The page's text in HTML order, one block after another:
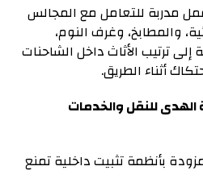
مدربة للتعامل مع المجالس
والمطابخ، وغرف النوم،
إلى ترتيب الأثاث داخل الشاحنات
أثناء الطريق.
للنقل والخدمات
بأنظمة تثبيت داخلية تمنع